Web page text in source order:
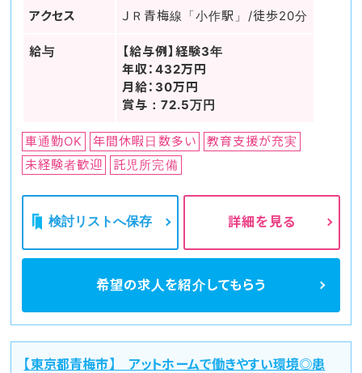
アクセス ＪＲ青梅線「小作駅」/徒歩20分
給与
【給与例】経験3年
年収：432万円
月給：30万円
賞与：72.5万円
車通勤OK 年間休暇日数多い
教育支援が充実
未経験者歓迎
託児所完備
検討リストへ保存 詳細を見る
希望の求人を紹介してもらう
【東京都青梅市】 アットホームで働きやすい環境◎患